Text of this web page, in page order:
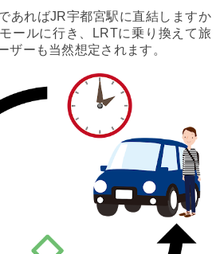
あればJR宇都宮駅に直結しますか
ールに行き、LRTに乗り換えて旅
ザーも当然想定されます。